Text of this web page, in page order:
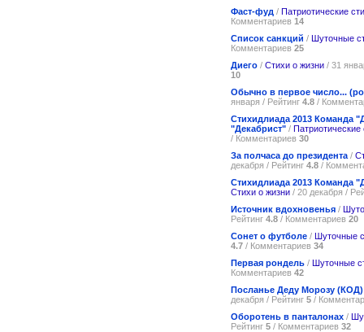
Фаст-фуд / Патриотические
Комментариев 14
Список санкций / Шуточные
Комментариев 25
Диего / Стихи о жизни / 31
10
Обычно в первое число...
января / Рейтинг 4.8 /
Стихидлиада 2013 Команда
"Декабрист" / Патриотические
/ Комментариев 30
За полчаса до президента /
декабря / Рейтинг 4.8 /
Стихидлиада 2013 Команда
Стихи о жизни / 20 декабря /
Источник вдохновенья /
Рейтинг 4.8 / Комментариев 20
Сонет о футболе / Шуточные
4.7 / Комментариев 34
Первая рондель / Шуточные
Комментариев 42
Посланье Деду Морозу (КОД)
декабря / Рейтинг 5 /
Оборотень в панталонах /
Рейтинг 5 / Комментариев 32